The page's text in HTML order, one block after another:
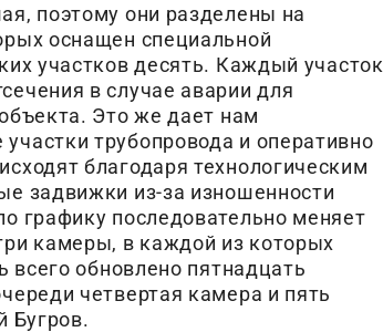
поэтому они разделены на
оснащен специальной
участков десять. Каждый участок
в случае аварии для
Это же дает нам
трубопровода и оперативно
благодаря технологическим
задвижки из-за изношенности
графику последовательно меняет
камеры, в каждой из которых
всего обновлено пятнадцать
четвертая камера и пять
Бугров.